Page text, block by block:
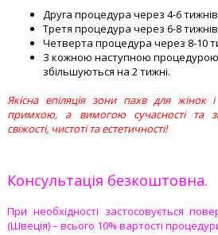
Друга процедура через 4-6 тижнів
Третя процедура через 6-8 тижнів
Четверта процедура через 8-10
З кожною наступною процедурою
збільшуються на 2 тижні.
Якісна епіляція зони пахв для жінок
примхою, а вимогою сучасності та
свіжості, чистоті та естетичності!
Консультація безкоштовна.
При необхідності застосовується
(Швеція) – всього 10% вартості